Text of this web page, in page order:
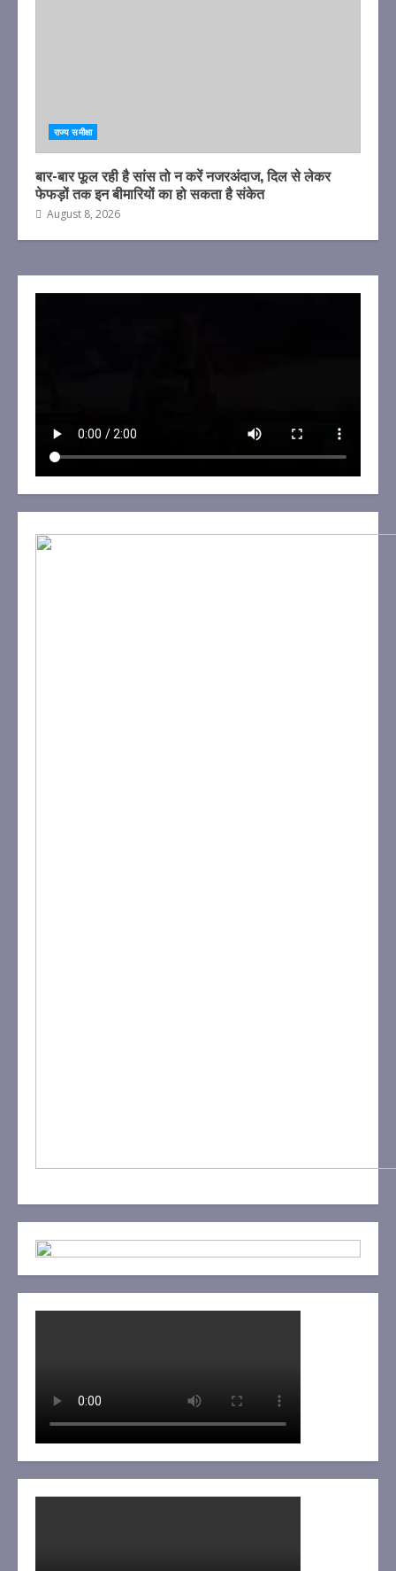
राज्य समीक्षा
बार-बार फूल रही है सांस तो न करें नजरअंदाज, दिल से लेकर
फेफड़ों तक इन बीमारियों का हो सकता है संकेत
August 8, 2026